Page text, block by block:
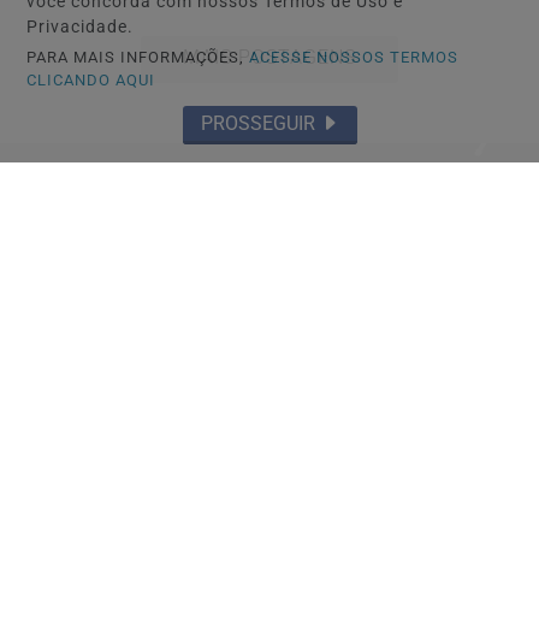
MAIS POSTAGENS
Privacidade.
PARA MAIS INFORMAÇÕES,ACESSE NOSSOS TERMOS
CLICANDO AQUI
PROSSEGUIR